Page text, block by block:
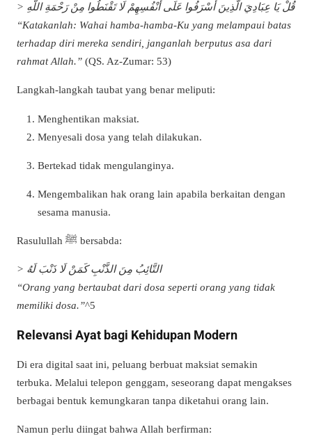
> قُلْ يَا عِبَادِيَ الَّذِينَ أَسْرَفُوا عَلَى أَنْفُسِهِمْ لَا تَقْنَطُوا مِنْ رَحْمَةِ اللَّهِ
“Katakanlah: Wahai hamba-hamba-Ku yang melampaui batas
terhadap diri mereka sendiri, janganlah berputus asa dari
rahmat Allah.” (QS. Az-Zumar: 53)
Langkah-langkah taubat yang benar meliputi:
Menghentikan maksiat.
Menyesali dosa yang telah dilakukan.
Bertekad tidak mengulanginya.
Mengembalikan hak orang lain apabila berkaitan dengan
sesama manusia.
Rasulullah ﷺ bersabda:
> التَّائِبُ مِنَ الذَّنْبِ كَمَنْ لَا ذَنْبَ لَهُ
“Orang yang bertaubat dari dosa seperti orang yang tidak
memiliki dosa.”^5
Relevansi Ayat bagi Kehidupan Modern
Di era digital saat ini, peluang berbuat maksiat semakin
terbuka. Melalui telepon genggam, seseorang dapat mengakses
berbagai bentuk kemungkaran tanpa diketahui orang lain.
Namun perlu diingat bahwa Allah berfirman: